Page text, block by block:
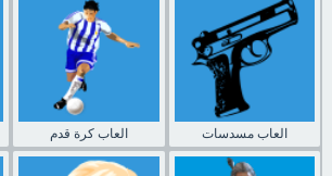
العاب كرة قدم العاب مسدسات